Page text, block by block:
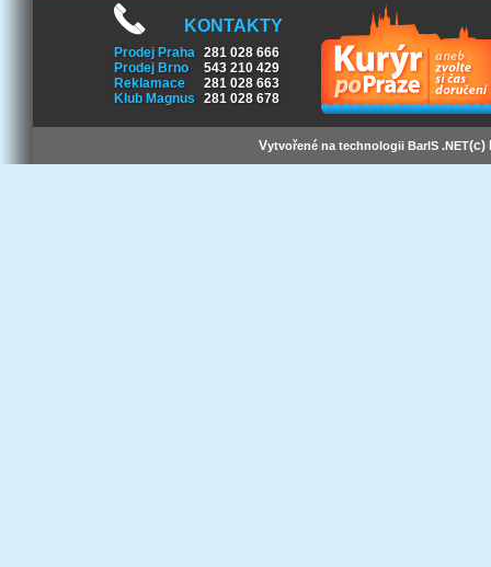
KONTAKTY
Prodej Praha 281 028 666
Prodej Brno
543 210 429
Reklamace
281 028 663
Klub Magnus
281 028 678
Vytvořené na technologii BarIS .NET(c)